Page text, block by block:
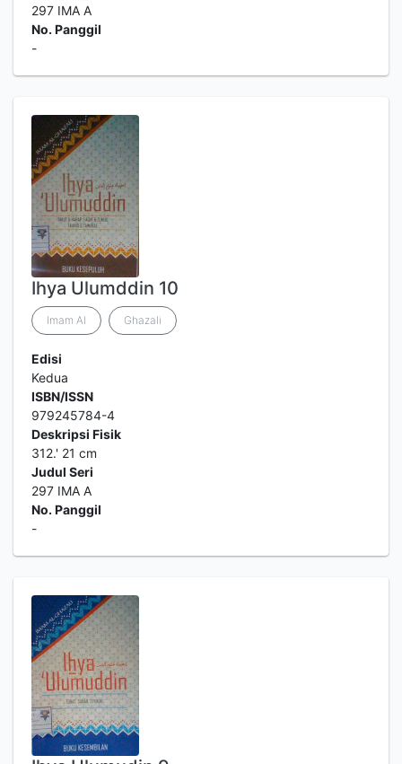
297 IMA A
No. Panggil
-
Ihya Ulumddin 10
Imam Al Ghazali
Edisi
Kedua
ISBN/ISSN
979245784-4
Deskripsi Fisik
312.' 21 cm
Judul Seri
297 IMA A
No. Panggil
-